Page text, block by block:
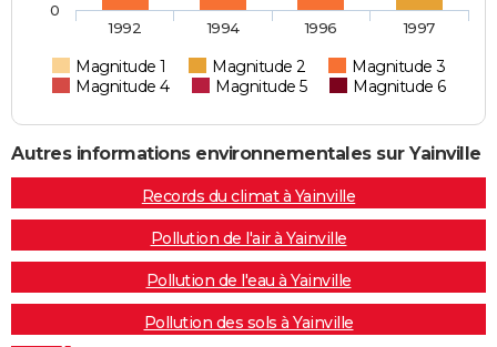
Magnitude 1 Magnitude 2
Magnitude 3
Magnitude 4
Magnitude 5 Magnitude 6
1992 1994 1996 1997
0
Autres informations environnementales sur Yainville
Records du climat à Yainville
Pollution de l'air à Yainville
Pollution de l'eau à Yainville
Pollution des sols à Yainville